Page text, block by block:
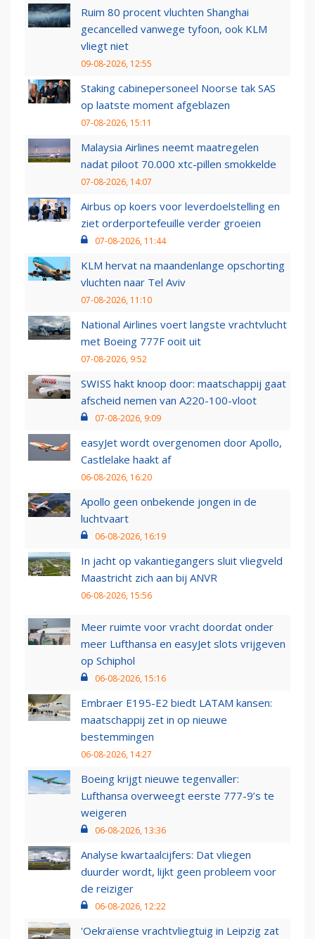
Ruim 80 procent vluchten Shanghai
gecancelled vanwege tyfoon, ook KLM
vliegt niet
09-08-2026, 12:55
Staking cabinepersoneel Noorse tak SAS
op laatste moment afgeblazen
07-08-2026, 15:11
Malaysia Airlines neemt maatregelen
nadat piloot 70.000 xtc-pillen smokkelde
07-08-2026, 14:07
Airbus op koers voor leverdoelstelling en
ziet orderportefeuille verder groeien
07-08-2026, 11:44
KLM hervat na maandenlange opschorting
vluchten naar Tel Aviv
07-08-2026, 11:10
National Airlines voert langste vrachtvlucht
met Boeing 777F ooit uit
07-08-2026, 9:52
SWISS hakt knoop door: maatschappij gaat
afscheid nemen van A220-100-vloot
07-08-2026, 9:09
easyJet wordt overgenomen door Apollo,
Castlelake haakt af
06-08-2026, 16:20
Apollo geen onbekende jongen in de
luchtvaart
06-08-2026, 16:19
In jacht op vakantiegangers sluit vliegveld
Maastricht zich aan bij ANVR
06-08-2026, 15:56
Meer ruimte voor vracht doordat onder
meer Lufthansa en easyJet slots vrijgeven
op Schiphol
06-08-2026, 15:16
Embraer E195-E2 biedt LATAM kansen:
maatschappij zet in op nieuwe
bestemmingen
06-08-2026, 14:27
Boeing krijgt nieuwe tegenvaller:
Lufthansa overweegt eerste 777-9’s te
weigeren
06-08-2026, 13:36
Analyse kwartaalcijfers: Dat vliegen
duurder wordt, lijkt geen probleem voor
de reiziger
06-08-2026, 12:22
'Oekraïense vrachtvliegtuig in Leipzig zat